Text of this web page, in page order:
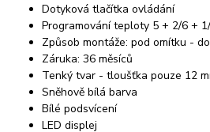
Dotyková tlačítka ovládání
Programování teploty 5 + 2/6 +
Způsob montáže: pod omítku -
Záruka: 36 měsíců
Tenký tvar - tloušťka pouze 12
Sněhově bílá barva
Bílé podsvícení
LED displej